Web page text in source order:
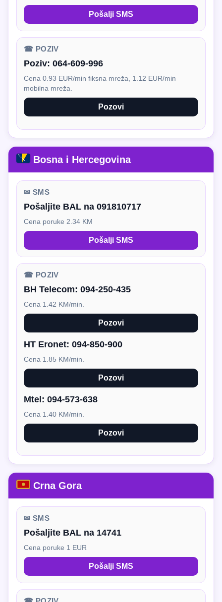
Pošalji SMS
☎ POZIV
Poziv: 064-609-996
Cena 0.93 EUR/min fiksna mreža, 1.12 EUR/min
mobilna mreža.
Pozovi
Bosna i Hercegovina
✉ SMS
Pošaljite BAL na 091810717
Cena poruke 2.34 KM
Pošalji SMS
☎ POZIV
BH Telecom: 094-250-435
Cena 1.42 KM/min.
Pozovi
HT Eronet: 094-850-900
Cena 1.85 KM/min.
Pozovi
Mtel: 094-573-638
Cena 1.40 KM/min.
Pozovi
Crna Gora
✉ SMS
Pošaljite BAL na 14741
Cena poruke 1 EUR
Pošalji SMS